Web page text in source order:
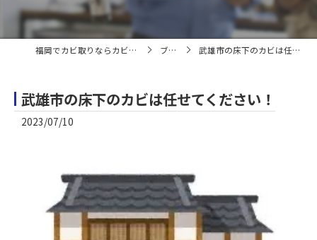
福岡でカビ取りならカビバスターズ福岡 ブログ 武雄市の床下のカビは任せてください！
武雄市の床下のカビは任せてください！
2023/07/10